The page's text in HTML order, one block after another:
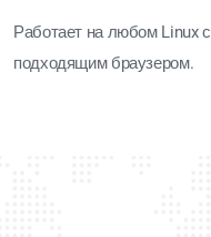
Работает на любом Linux с
подходящим браузером.